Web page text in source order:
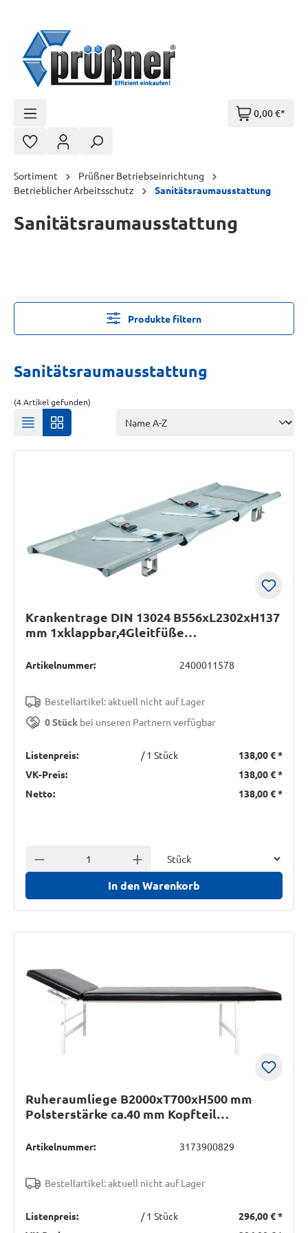
0,00 €*
Sortiment
Prüßner Betriebseinrichtung
Betrieblicher Arbeitsschutz
Sanitätsraumausstattung
Sanitätsraumausstattung
Produkte filtern
Sanitätsraumausstattung
(4 Artikel gefunden)
Krankentrage DIN 13024 B556xL2302xH137
mm 1xklappbar,4Gleitfüße
Artikelnummer: 2400011578
Bestellartikel: aktuell nicht auf Lager
0 Stück bei unseren Partnern verfügbar
Listenpreis: / 1 Stück 138,00 €*
VK-Preis:
138,00 €*
Netto:
138,00 €*
Anzahl verringern Anzahl erhöhen
In den Warenkorb
Ruheraumliege B2000xT700xH500 mm
Polsterstärke ca.40 mm Kopfteil
Artikelnummer: 3173900829
Bestellartikel: aktuell nicht auf Lager
Listenpreis: / 1 Stück 296,00 €*